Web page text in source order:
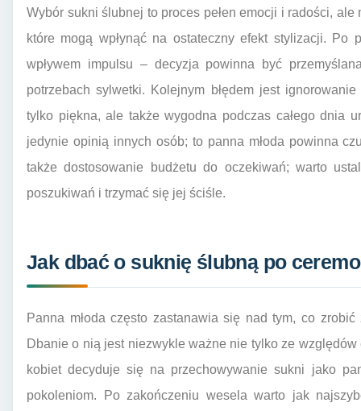
Wybór sukni ślubnej to proces pełen emocji i radości, ale
które mogą wpłynąć na ostateczny efekt stylizacji.
wpływem impulsu – decyzja powinna być
potrzebach sylwetki. Kolejnym błędem jest
tylko piękna, ale także wygodna podczas całego dnia
jedynie opinią innych osób; to panna młoda powinna
także dostosowanie budżetu do oczekiwań; warto
poszukiwań i trzymać się jej ściśle.
Jak dbać o suknię ślubną po
Panna młoda często zastanawia się nad tym, co
Dbanie o nią jest niezwykle ważne nie tylko ze
kobiet decyduje się na przechowywanie sukni jako
pokoleniom. Po zakończeniu wesela warto jak